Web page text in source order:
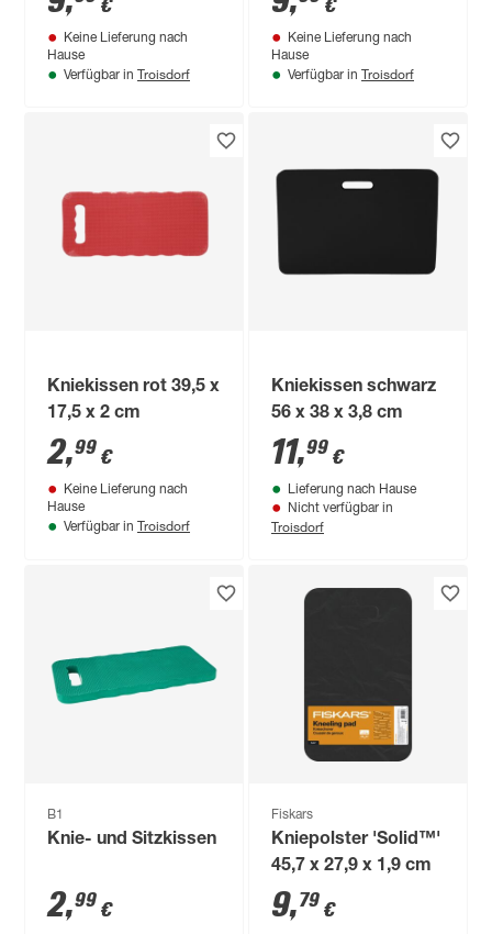
€
Keine Lieferung nach
Hause
Verfügbar in Troisdorf
€
Keine Lieferung nach
Hause
Verfügbar in Troisdorf
Kniekissen rot 39,5 x
17,5 x 2 cm
2,99 €
Keine Lieferung nach
Hause
Verfügbar in Troisdorf
Kniekissen schwarz
56 x 38 x 3,8 cm
11,99 €
Lieferung nach Hause
Nicht verfügbar in
Troisdorf
B1
Knie- und Sitzkissen
2,99 €
Fiskars
Kniepolster 'Solid™'
45,7 x 27,9 x 1,9 cm
9,79 €